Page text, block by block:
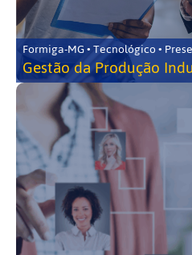
Formiga-MG • Tecnológico •
Gestão da Produção